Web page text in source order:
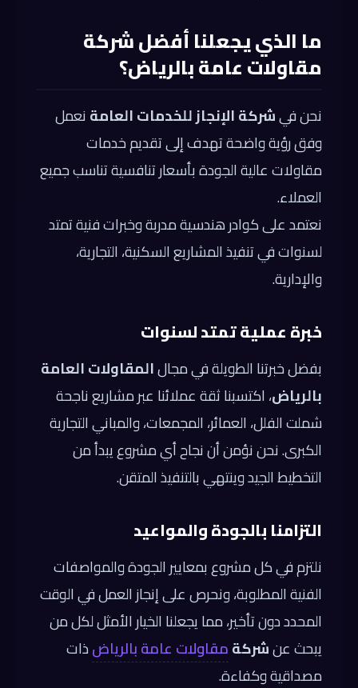
ما الذي يجعلنا أفضل شركة
مقاولات عامة بالرياض؟
نحن فيشركة الإنجاز للخدمات العامةنعمل
وفق رؤية واضحة تهدف إلى تقديم خدمات
مقاولات عالية الجودة بأسعار تنافسية تناسب جميع
العملاء.
نعتمد على كوادر هندسية مدربة وخبرات فنية تمتد
لسنوات في تنفيذ المشاريع السكنية، التجارية،
والإدارية.
خبرة عملية تمتد لسنوات
بفضل خبرتنا الطويلة في مجالالمقاولات العامة
بالرياض، اكتسبنا ثقة عملائنا عبر مشاريع ناجحة
شملت الفلل، العمائر، المجمعات، والمباني التجارية
الكبرى. نحن نؤمن أن نجاح أي مشروع يبدأ من
التخطيط الجيد وينتهي بالتنفيذ المتقن.
التزامنا بالجودة والمواعيد
نلتزم في كل مشروع بمعايير الجودة والمواصفات
الفنية المطلوبة، ونحرص على إنجاز العمل في الوقت
المحدد دون تأخير، مما يجعلنا الخيار الأمثل لكل من
يبحث عنشركةمقاولات عامة بالرياضذات
مصداقية وكفاءة.